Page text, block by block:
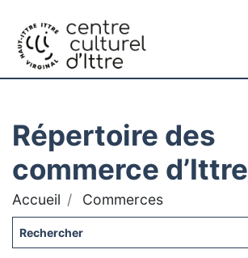
Répertoire des
commerce d’Ittre
Accueil Commerces